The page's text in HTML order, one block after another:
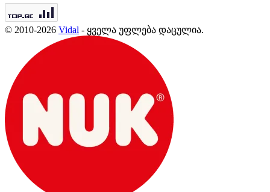
© 2010-2026 Vidal - ყველა უფლება დაცულია.